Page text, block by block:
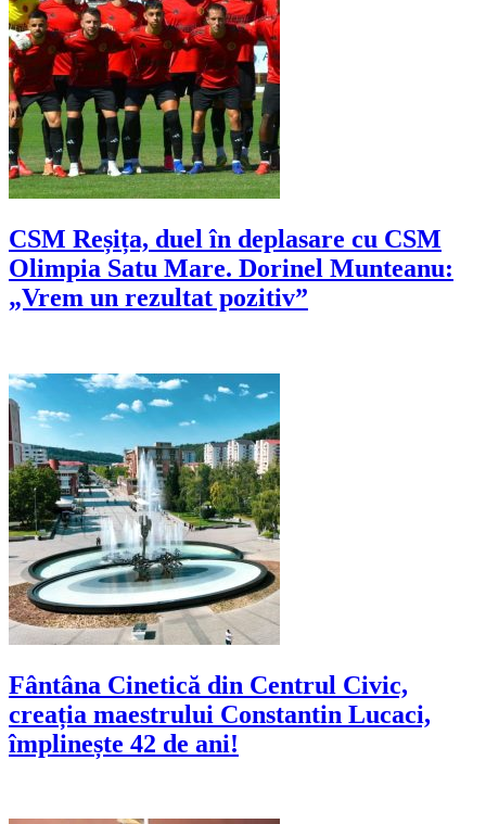
CSM Reșița, duel în deplasare cu CSM
Olimpia Satu Mare. Dorinel Munteanu:
„Vrem un rezultat pozitiv”
Fântâna Cinetică din Centrul Civic,
creația maestrului Constantin Lucaci,
împlinește 42 de ani!